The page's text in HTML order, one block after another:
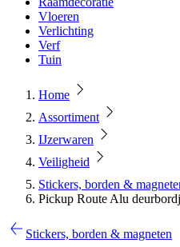
Vloeren
Verlichting
Verf
Tuin
Home
Assortiment
IJzerwaren
Veiligheid
Stickers, borden &
Pickup Route Alu
Stickers, borden & magneten